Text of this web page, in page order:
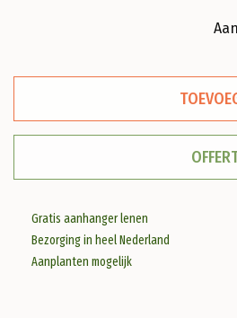
Gratis aanhanger lenen
Bezorging in heel Nederland
Aanplanten mogelijk